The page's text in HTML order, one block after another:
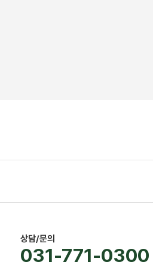
상담/문의
031-771-0300